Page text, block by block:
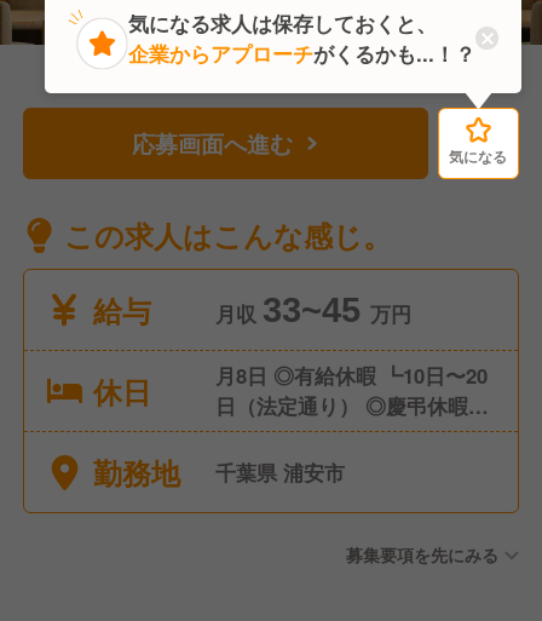
応募画面へ進む 気になる
この求人はこんな感じ。
給与
月収 33~45 万円
休日
月8日 ◎有給休暇 ┗10日〜20
日（法定通り） ◎慶弔休暇 ◎
産前産後休暇（取得実績あ
り） ◎育児休業（取得実績あ
勤務地 千葉県 浦安市
募集要項を先にみる
気になる
気になる求人は保存しておくと、
企業からアプローチがくるかも...！？